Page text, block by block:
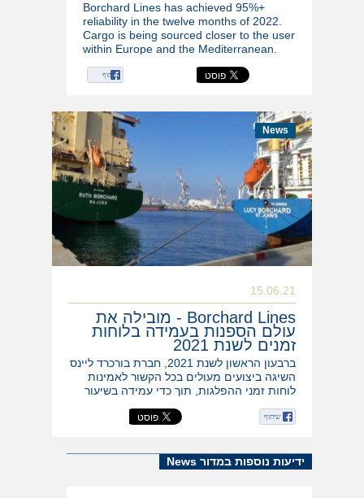
Borchard Lines has achieved 95%+
reliability in the twelve months of 2022.
Cargo is being sourced closer to the user
within Europe and the Mediterranean.
שיתוף
News
15.06.21
Borchard Lines - מובילה את
עולם הספנות בעמידה בלוחות
זמנים לשנת 2021
ברבעון הראשון לשנת 2021, חברת בורכרד ליינס
השיגה ביצועים מעולים בכל הקשור לאמינות
לוחות זמני ההפלגות, תוך כדי עמידה בשיעור
שיתוף
ידיעות נוספות במדור News